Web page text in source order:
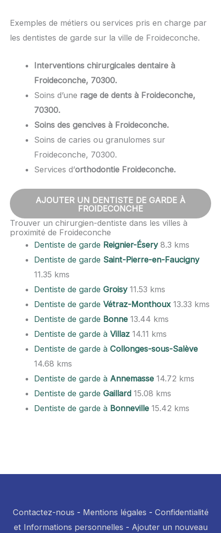
Exemples de métiers ou services pris en charge par
les dentistes de garde sur la ville de Froideconche.
Interventions chirurgicales dentaire à
Froideconche, 70300.
Soins d’une rage de dents à Froideconche,
70300.
Soins des gencives à Froideconche.
Soins de caries ou granulomes sur
Froideconche, 70300.
Services d’orthodontie Froideconche.
AJOUTER UN DENTISTE DE GARDE À
FROIDECONCHE
Trouver un chirurgien-dentiste dans les villes à
proximité de Froideconche
Dentiste de garde Reignier-Ésery8.3 kms
Dentiste de garde Saint-Pierre-en-Faucigny
11.35 kms
Dentiste de gardeGroisy11.53 kms
Dentiste de gardeVétraz-Monthoux13.33 kms
Dentiste de garde Bonne 13.44 kms
Dentiste de garde àVillaz 14.11 kms
Dentiste de garde àCollonges-sous-Salève
14.68 kms
Dentiste de garde àAnnemasse 14.72 kms
Dentiste de gardeGaillard 15.08 kms
Dentiste de garde à Bonneville 15.42 kms
Contactez-nous - Mentions légales - Confidentialité
et Informations personnelles - Ajouter un nouveau